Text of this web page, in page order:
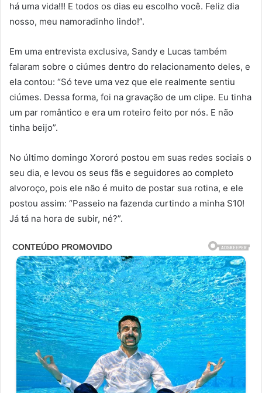
há uma vida!!! E todos os dias eu escolho você. Feliz dia
nosso, meu namoradinho lindo!”.
Em uma entrevista exclusiva, Sandy e Lucas também
falaram sobre o ciúmes dentro do relacionamento deles, e
ela contou: “Só teve uma vez que ele realmente sentiu
ciúmes. Dessa forma, foi na gravação de um clipe. Eu tinha
um par romântico e era um roteiro feito por nós. E não
tinha beijo”.
No último domingo Xororó postou em suas redes sociais o
seu dia, e levou os seus fãs e seguidores ao completo
alvoroço, pois ele não é muito de postar sua rotina, e ele
postou assim: “Passeio na fazenda curtindo a minha S10!
Já tá na hora de subir, né?”.